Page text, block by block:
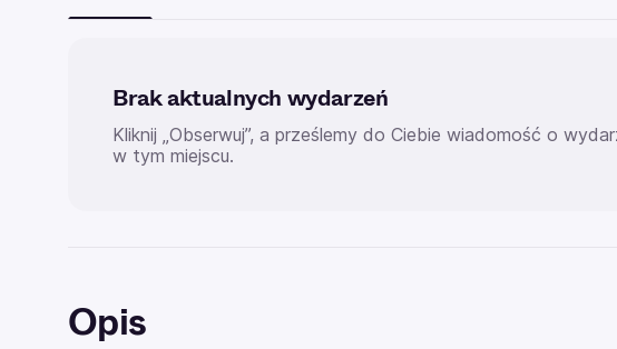
Brak aktualnych wydarzeń
Kliknij „Obserwuj”, a prześlemy do Ciebie wiadomość o
w tym miejscu.
Opis